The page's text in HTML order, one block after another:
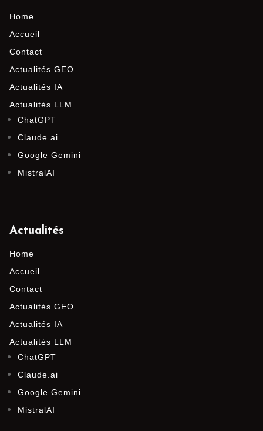
Home
Accueil
Contact
Actualités GEO
Actualités IA
Actualités LLM
ChatGPT
Claude.ai
Google Gemini
MistralAI
Actualités
Home
Accueil
Contact
Actualités GEO
Actualités IA
Actualités LLM
ChatGPT
Claude.ai
Google Gemini
MistralAI